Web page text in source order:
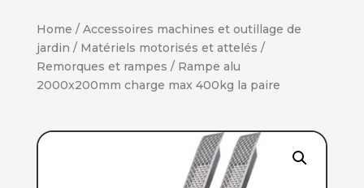
Home / Accessoires machines et outillage de
jardin / Matériels motorisés et attelés /
Remorques et rampes / Rampe alu
2000x200mm charge max 400kg la paire